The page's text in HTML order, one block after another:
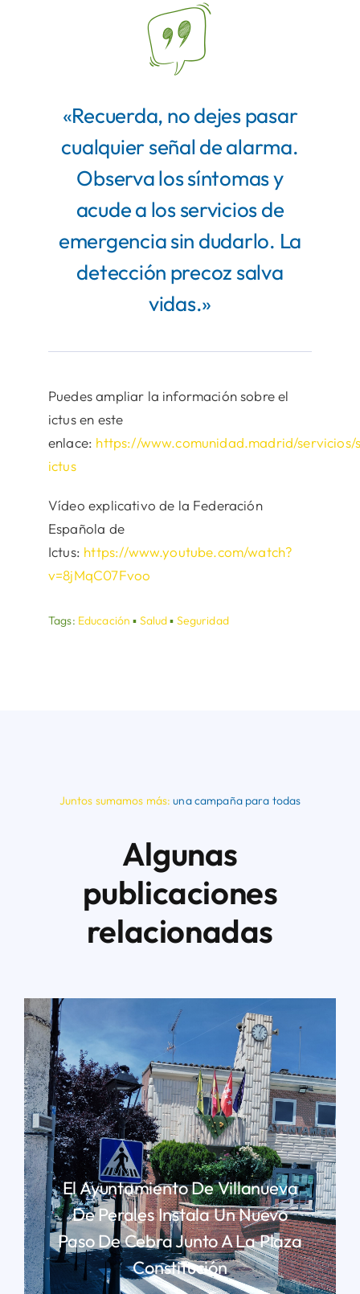
«Recuerda, no dejes pasar
cualquier señal de alarma.
Observa los síntomas y
acude a los servicios de
emergencia sin dudarlo. La
detección precoz salva
vidas.»
Puedes ampliar la información sobre el
ictus en este
enlace: https://www.comunidad.madrid/
ictus
Vídeo explicativo de la Federación
Española de
Ictus: https://www.youtube.com/watch?
v=8jMqC07Fvoo
Tags: Educación ▪ Salud▪ Seguridad
Juntos sumamos más:una campaña para todas
Algunas
publicaciones
relacionadas
El Ayuntamiento De Villanueva
De Perales Instala Un Nuevo
Paso De Cebra Junto A La Plaza
Constitución